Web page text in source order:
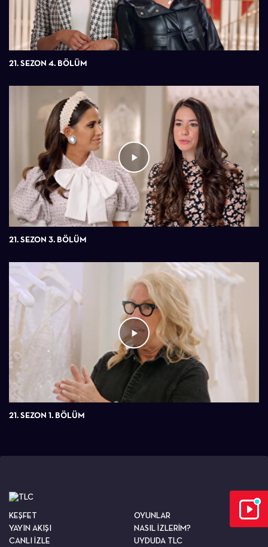
21. SEZON 4. BÖLÜM
21. SEZON 3. BÖLÜM
21. SEZON 1. BÖLÜM
KEŞFET
YAYIN AKIŞI
CANLI İZLE
OYUNLAR
NASIL İZLERİM?
UYDUDA TLC